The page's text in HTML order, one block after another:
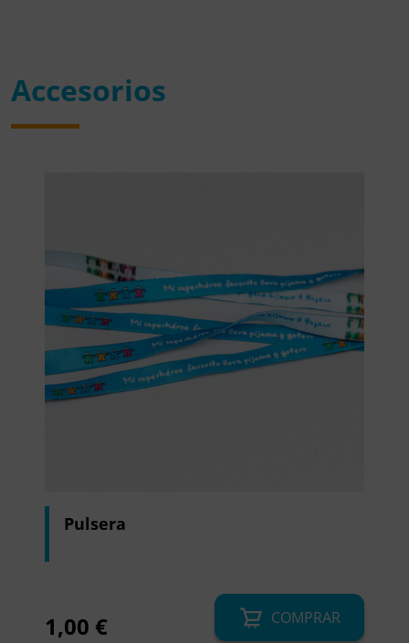
Accesorios
Pulsera
1,00 € COMPRAR